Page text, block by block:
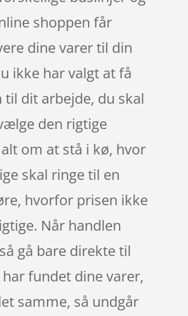
shoppen får
dine varer til din
ikke har valgt at få
til dit arbejde, du skal
den rigtige
om at stå i kø, hvor
skal ringe til en
hvorfor prisen ikke
Når handlen
gå bare direkte til
fundet dine varer,
samme, så undgår